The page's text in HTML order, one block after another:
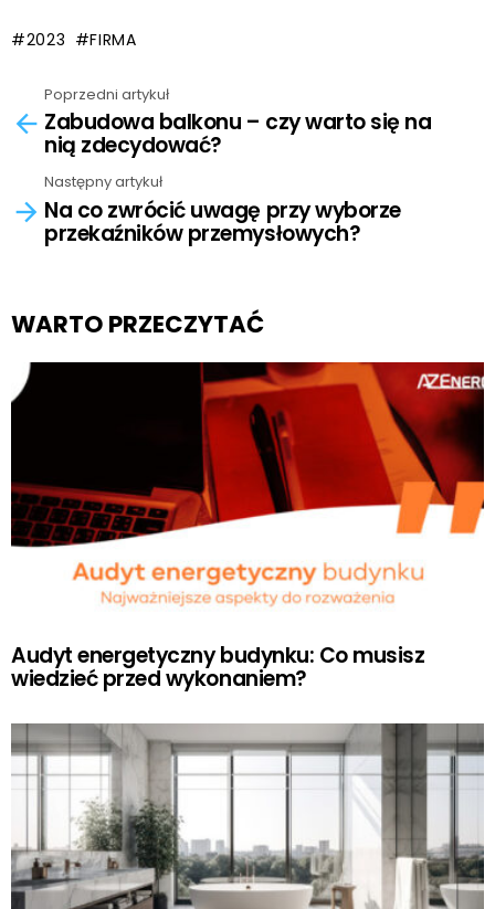
2023 FIRMA
more
Poprzedni artykuł
Zabudowa balkonu – czy warto się na
nią zdecydować?
Następny artykuł
Na co zwrócić uwagę przy wyborze
przekaźników przemysłowych?
WARTO PRZECZYTAĆ
Audyt energetyczny budynku: Co musisz
wiedzieć przed wykonaniem?